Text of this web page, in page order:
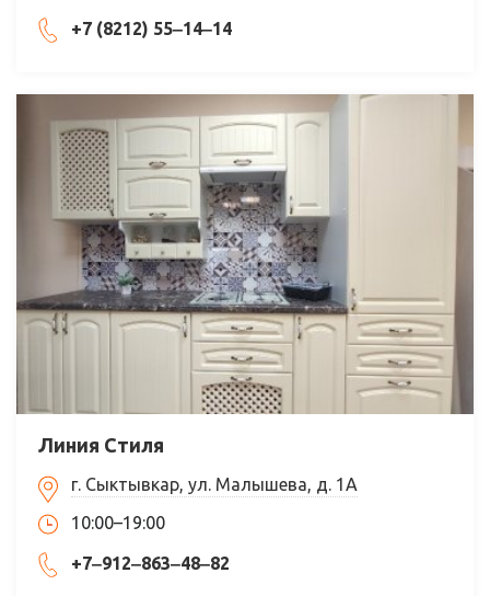
+7 (8212) 55‒14‒14
Линия Стиля
г. Сыктывкар, ул. Малышева, д. 1А
10:00–19:00
+7‒912‒863‒48‒82